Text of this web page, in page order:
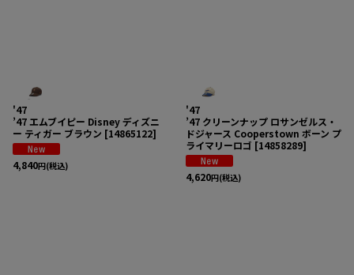
'47
’47 エムブイピー Disney ディズニ
ー ティガー ブラウン [14865122]
4,840円(税込)
'47
’47 クリーンナップ ロサンゼルス・
ドジャース Cooperstown ボーン プ
ライマリーロゴ [14858289]
4,620円(税込)